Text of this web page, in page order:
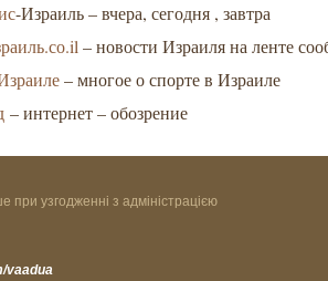
-Израиль – вчера, сегодня , завтра
– новости Израиля на ленте
– многое о спорте в Израиле
– интернет – обозрение
при узгодженні з адміністрацією
vaadua